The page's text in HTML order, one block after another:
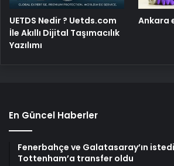
UETDS Nedir ? Uetds.com
İle Akıllı Dijital Taşımacılık
Yazılımı
Ankara
En Güncel Haberler
Fenerbahçe ve Galatasaray’ın
Tottenham’a transfer oldu